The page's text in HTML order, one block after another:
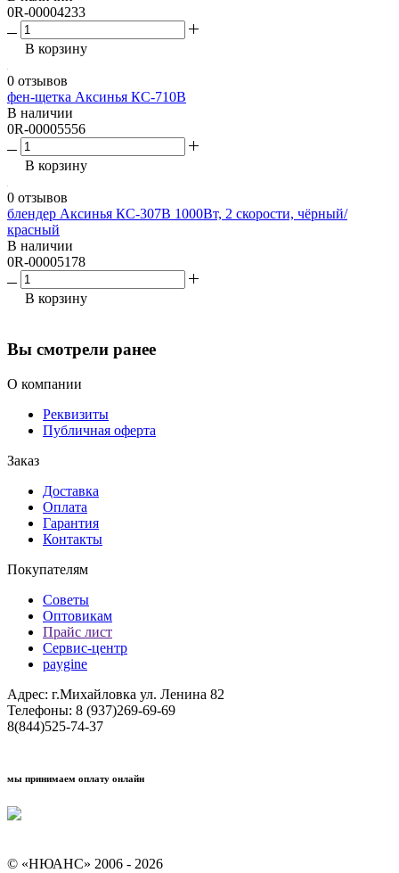
0R-00004233
В корзину
0 отзывов
фен-щетка Аксинья КС-710В
В наличии
0R-00005556
В корзину
0 отзывов
блендер Аксинья КС-307В 1000Вт, 2 скорости, чёрный/
красный
В наличии
0R-00005178
В корзину
Вы смотрели ранее
О компании
Реквизиты
Публичная оферта
Заказ
Доставка
Оплата
Гарантия
Контакты
Покупателям
Советы
Оптовикам
Прайс лист
Сервис-центр
paygine
Адрес: г.Михайловка ул. Ленина 82
Телефоны: 8 (937)269-69-69
8(844)525-74-37
мы принимаем оплату онлайн
© «НЮАНС» 2006 - 2026